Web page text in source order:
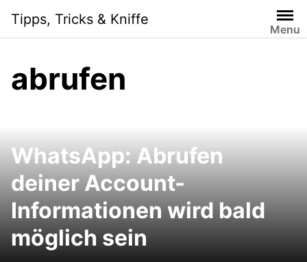
content
Tipps, Tricks & Kniffe
Menu
abrufen
WhatsApp: Abrufen
deiner Account-
Informationen wird bald
möglich sein
Wer greift auf mein